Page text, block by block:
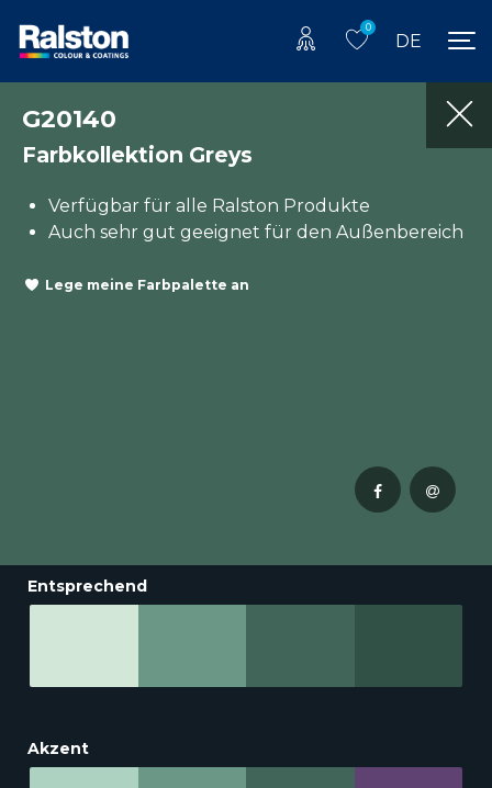
0
DE
G20140
Farbkollektion Greys
Verfügbar für alle Ralston Produkte
Auch sehr gut geeignet für den Außenbereich
Lege meine Farbpalette an
Entsprechend
Akzent